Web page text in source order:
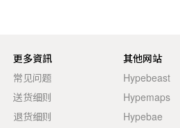
更多資訊
常见问题
送货细则
退货细则
其他网站
Hypebeast
Hypemaps
Hypebae